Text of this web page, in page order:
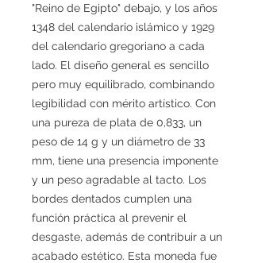
"Reino de Egipto" debajo, y los años
1348 del calendario islámico y 1929
del calendario gregoriano a cada
lado. El diseño general es sencillo
pero muy equilibrado, combinando
legibilidad con mérito artístico. Con
una pureza de plata de 0,833, un
peso de 14 g y un diámetro de 33
mm, tiene una presencia imponente
y un peso agradable al tacto. Los
bordes dentados cumplen una
función práctica al prevenir el
desgaste, además de contribuir a un
acabado estético. Esta moneda fue